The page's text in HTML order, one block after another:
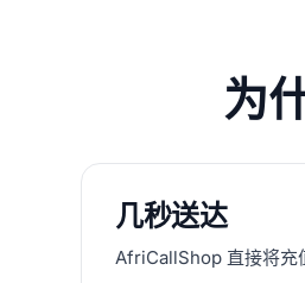
为
几秒送达
AfriCallShop 直接将充